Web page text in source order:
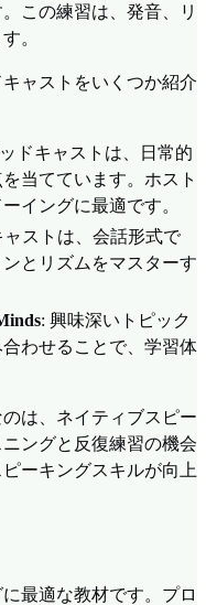
この練習は、発音、リ
。
ャストをいくつか紹介
ドキャストは、日常的
当てています。ホスト
イングに最適です。
ャストは、会話形式で
とリズムをマスターす
: 興味深いトピック
わせることで、学習体
は、ネイティブスピー
ングと反復練習の機会
ーキングスキルが向上
最適な教材です。プロ